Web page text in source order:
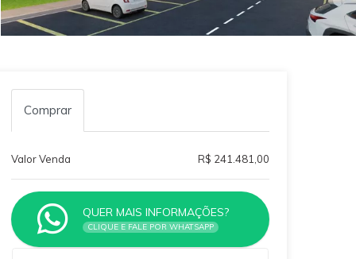
Comprar
Valor Venda R$ 241.481,00
QUER MAIS INFORMAÇÕES?
CLIQUE E FALE POR WHATSAPP